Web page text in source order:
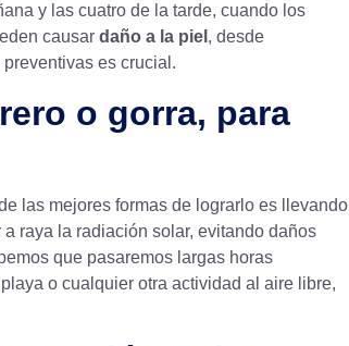
y las cuatro de la tarde, cuando los
causar daño a la piel , desde
es crucial.
o gorra, para
las mejores formas de lograrlo es llevando
raya la radiación solar, evitando daños
que pasaremos largas horas
o cualquier otra actividad al aire libre,